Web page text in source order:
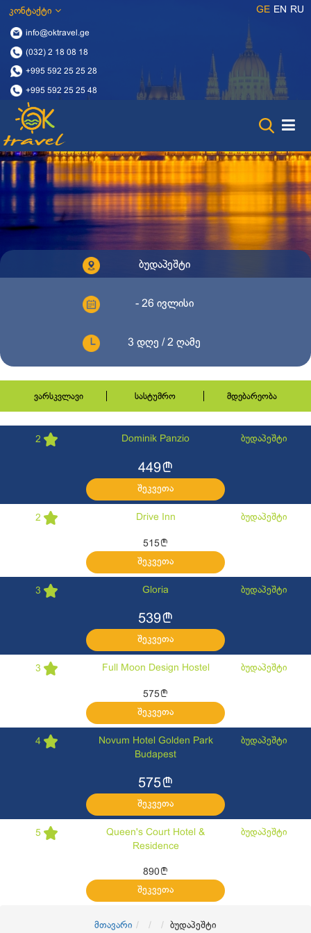
კონტაქტი
info@oktravel.ge
(032) 2 18 08 18
+995 592 25 25 28
+995 592 25 25 48
GE EN RU
ბუდაპეშტი
- 26 ივლისი
3 დღე / 2 ღამე
ვარსკვლავი სასტუმრო მდებარეობა
2 Dominik Panzio ბუდაპეშტი
449l
შეკვეთა
2 Drive Inn ბუდაპეშტი
515l
შეკვეთა
3 Gloria ბუდაპეშტი
539l
შეკვეთა
3 Full Moon Design Hostel ბუდაპეშტი
575l
შეკვეთა
4
Novum Hotel Golden Park
Budapest
ბუდაპეშტი
575l
შეკვეთა
5
Queen's Court Hotel &
Residence
ბუდაპეშტი
890 l
შეკვეთა
მთავარი ბუდაპეშტი